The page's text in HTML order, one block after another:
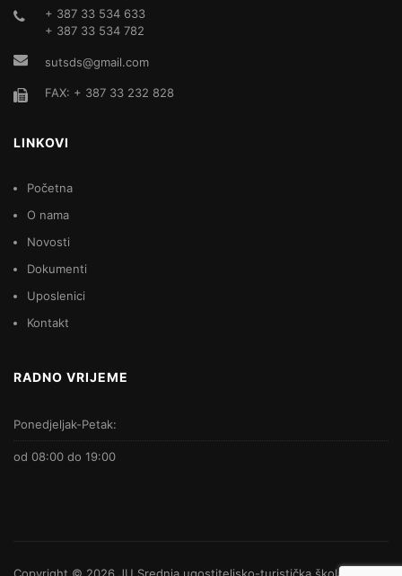
+ 387 33 534 633
+ 387 33 534 782
sutsds@gmail.com
FAX: + 387 33 232 828
LINKOVI
Početna
O nama
Novosti
Dokumenti
Uposlenici
Kontakt
RADNO VRIJEME
Ponedjeljak-Petak:
od 08:00 do 19:00
Copyright © 2026 JU Srednja ugostiteljsko-turistička škola